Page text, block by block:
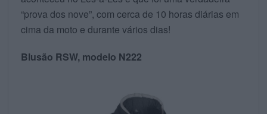
“prova dos nove”, com cerca de 10 horas diárias em
cima da moto e durante vários dias!
Blusão RSW, modelo N222